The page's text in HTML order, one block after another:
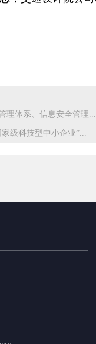
理体系、信息安全管理...
级科技型中小企业”...